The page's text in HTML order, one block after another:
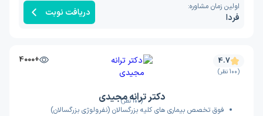
اولین زمان مشاوره:
فردا دریافت نوبت
(100 نظر)
+4000 4.7
(100 نظر)
دکتر ترانه مجیدی
فوق تخصص بیماری های کلیه بزرگسالان (نفرولوژی بزرگسالان)